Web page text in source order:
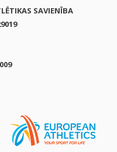
SAVIENĪBA